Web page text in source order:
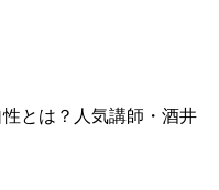
とは？人気講師・酒井